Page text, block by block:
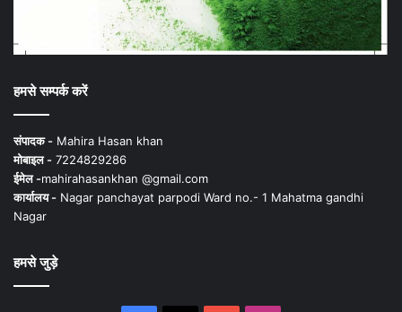
हमसे सम्पर्क करें
संपादक - Mahira Hasan khan
मोबाइल - 7224829286
ईमेल -mahirahasankhan @gmail.com
कार्यालय - Nagar panchayat parpodi Ward no.- 1 Mahatma gandhi
Nagar
हमसे जुड़े